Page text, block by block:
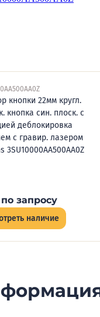
кнопки 22мм кругл.
кнопка син. плоск. с
деблокировка
с гравир. лазером
3SU10000AA500AA0Z
запросу
наличие